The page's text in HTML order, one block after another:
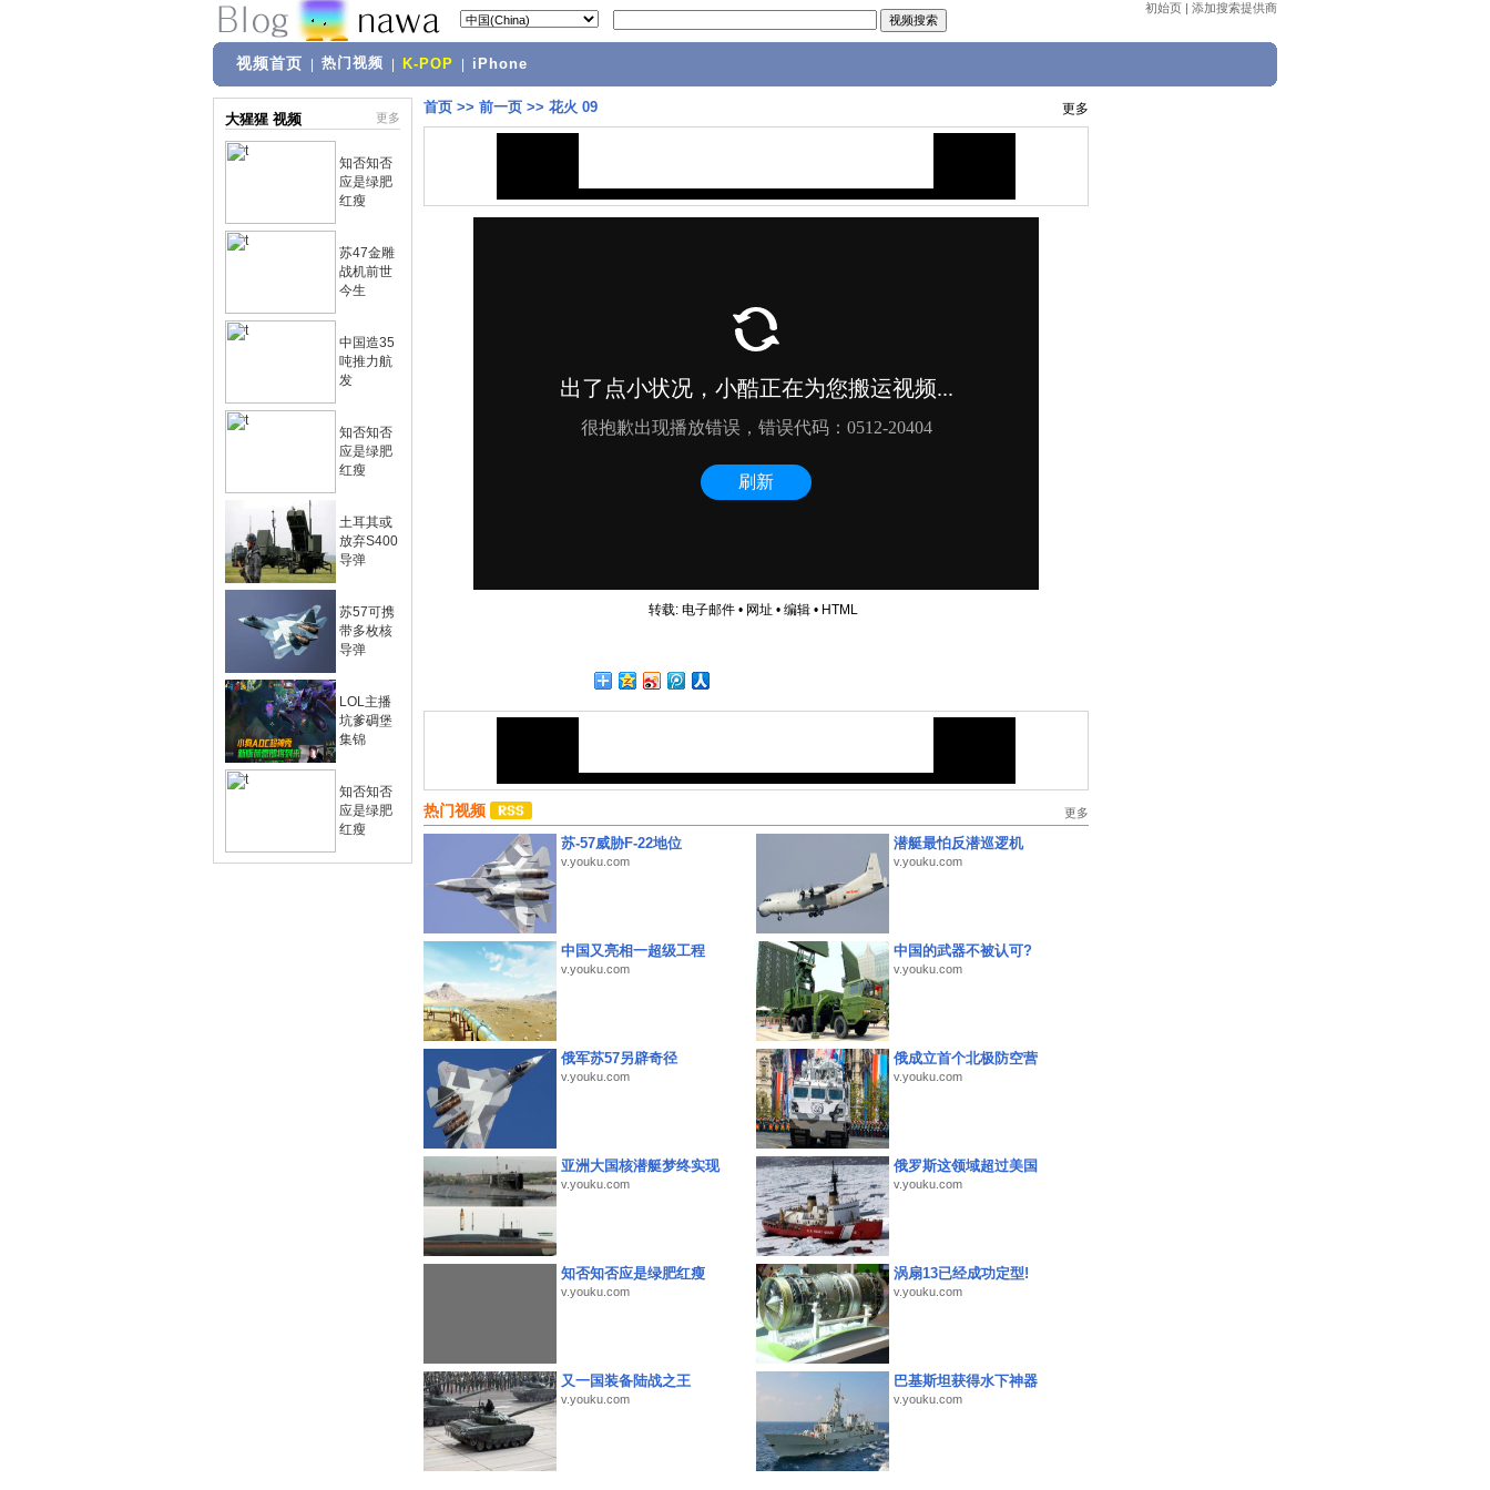
初始页 | 添加搜索提供商
视频首页 热门视频 K-POP iPhone
大猩猩 视频 更多
知否知否
应是绿肥
红瘦
苏47金雕
战机前世
今生
中国造35
吨推力航
发
知否知否
应是绿肥
红瘦
土耳其或
放弃S400
导弹
苏57可携
带多枚核
导弹
LOL主播
坑爹碉堡
集锦
知否知否
应是绿肥
红瘦
首页 >> 前一页 >> 花火 09 更多
转载: 电子邮件• 网址 • 编辑• HTML
热门视频 更多
苏-57威胁F-22地位
v.youku.com
潜艇最怕反潜巡逻机
v.youku.com
中国又亮相一超级工程
v.youku.com
中国的武器不被认可?
v.youku.com
俄军苏57另辟奇径
v.youku.com
俄成立首个北极防空营
v.youku.com
亚洲大国核潜艇梦终实现
v.youku.com
俄罗斯这领域超过美国
v.youku.com
知否知否应是绿肥红瘦
v.youku.com
涡扇13已经成功定型!
v.youku.com
又一国装备陆战之王
v.youku.com
巴基斯坦获得水下神器
v.youku.com